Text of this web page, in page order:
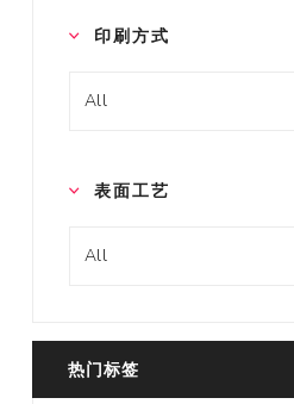
印刷方式
表面工艺
热门标签